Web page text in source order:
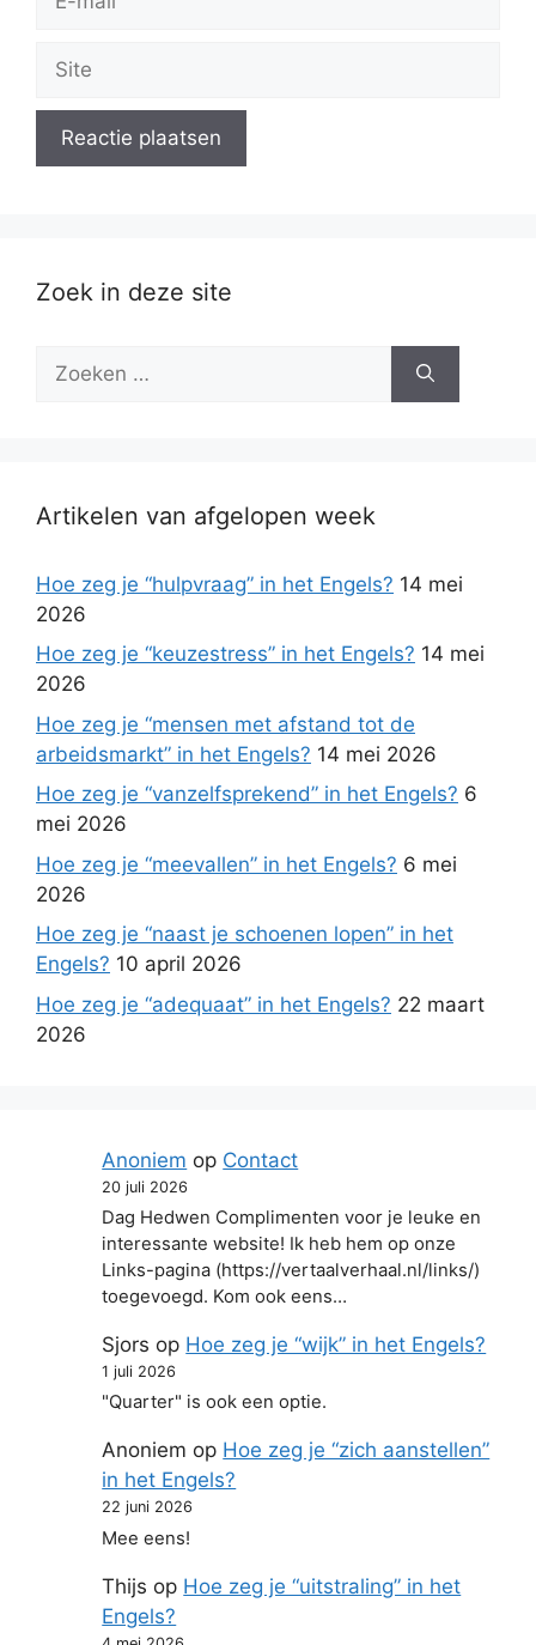
mail
Zoek in deze site
naar:
Artikelen van afgelopen week
Hoe zeg je “hulpvraag” in het Engels? 14 mei
2026
Hoe zeg je “keuzestress” in het Engels? 14 mei
2026
Hoe zeg je “mensen met afstand tot de
arbeidsmarkt” in het Engels? 14 mei 2026
Hoe zeg je “vanzelfsprekend” in het Engels? 6
mei 2026
Hoe zeg je “meevallen” in het Engels? 6 mei
2026
Hoe zeg je “naast je schoenen lopen” in het
Engels? 10 april 2026
Hoe zeg je “adequaat” in het Engels? 22 maart
2026
Anoniem op Contact
20 juli 2026
Dag Hedwen Complimenten voor je leuke en
interessante website! Ik heb hem op onze
Links-pagina (https://vertaalverhaal.nl/links/)
toegevoegd. Kom ook eens…
Sjors op Hoe zeg je “wijk” in het Engels?
1 juli 2026
"Quarter" is ook een optie.
Anoniem op Hoe zeg je “zich aanstellen”
in het Engels?
22 juni 2026
Mee eens!
Thijs op Hoe zeg je “uitstraling” in het
Engels?